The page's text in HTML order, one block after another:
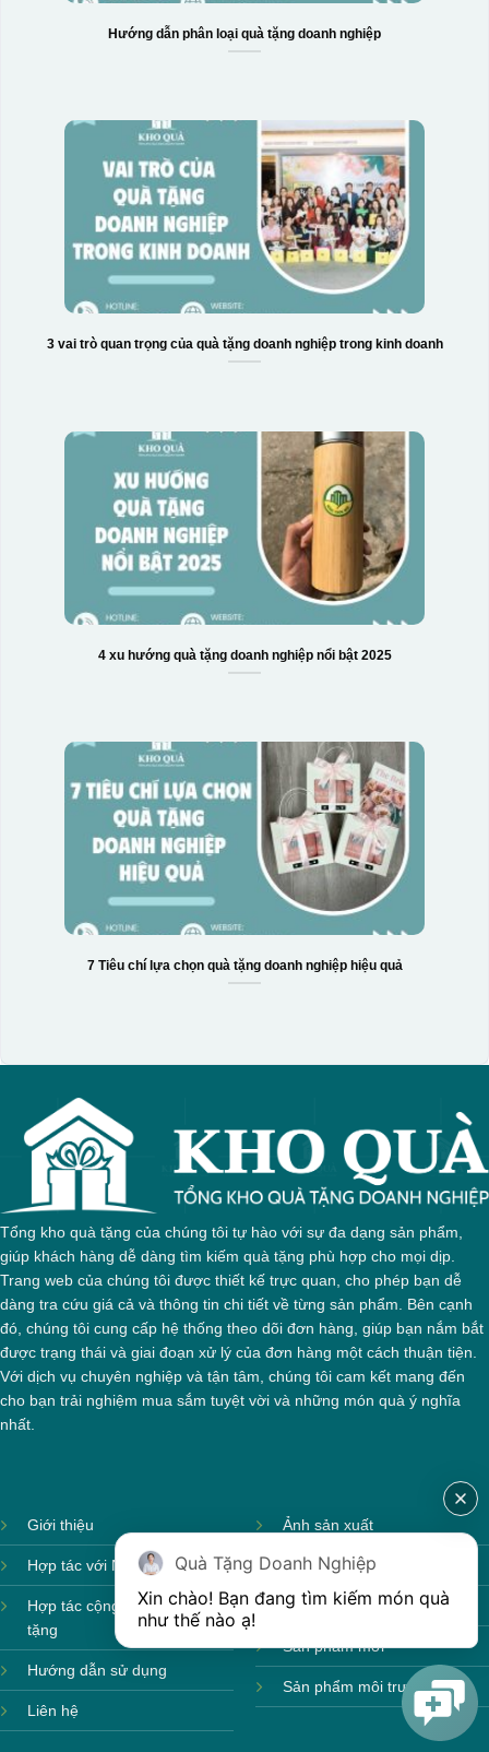
Hướng dẫn phân loại quà tặng doanh nghiệp
3 vai trò quan trọng của quà tặng doanh nghiệp trong kinh doanh
4 xu hướng quà tặng doanh nghiệp nổi bật 2025
7 Tiêu chí lựa chọn quà tặng doanh nghiệp hiệu quả
Tổng kho quà tặng của chúng tôi tự hào với sự đa dạng sản phẩm,
giúp khách hàng dễ dàng tìm kiếm quà tặng phù hợp cho mọi dịp.
Trang web của chúng tôi được thiết kế trực quan, cho phép bạn dễ
dàng tra cứu giá cả và thông tin chi tiết về từng sản phẩm. Bên cạnh
đó, chúng tôi cung cấp hệ thống theo dõi đơn hàng, giúp bạn nắm bắt
được trạng thái và giai đoạn xử lý của đơn hàng một cách thuận tiện.
Với dịch vụ chuyên nghiệp và tận tâm, chúng tôi cam kết mang đến
cho bạn trải nghiệm mua sắm tuyệt vời và những món quà ý nghĩa
nhất.
Giới thiệu
Hợp tác với Nhà cung cấp
Hợp tác cộng tác viên quà
tặng
Hướng dẫn sử dụng
Liên hệ
Ảnh sản xuất
Sản phẩm theo mùa
Sản phẩm sẵn hàng
Sản phẩm mới
Sản phẩm môi trường
Quà Tặng Doanh Nghiệp
Xin chào! Bạn đang tìm kiếm món quà
như thế nào ạ!